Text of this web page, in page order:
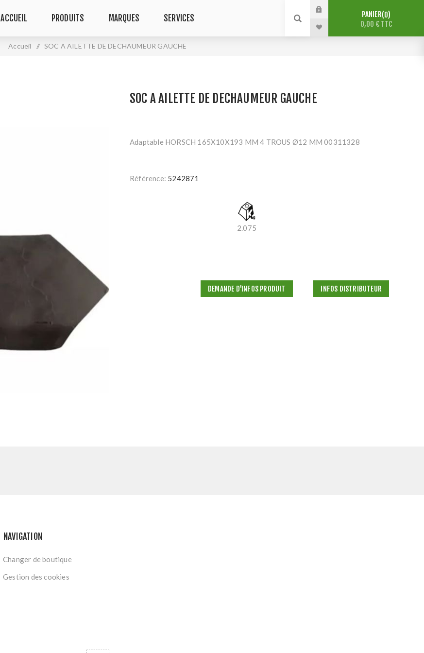
ACCUEIL PRODUITS MARQUES SERVICES PANIER 0
0,00 € TTC
Accueil / SOC A AILETTE DE DECHAUMEUR GAUCHE
SOC A AILETTE DE DECHAUMEUR GAUCHE
Adaptable HORSCH 165X10X193 MM 4 TROUS Ø12 MM 00311328
Référence: 5242871
2.075
DEMANDE D'INFOS PRODUIT INFOS DISTRIBUTEUR
NAVIGATION
Changer de boutique
Gestion des cookies